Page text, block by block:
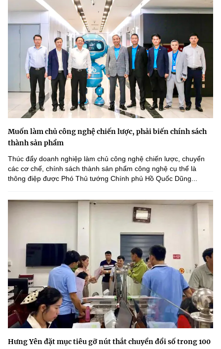
Muốn làm chủ công nghệ chiến lược, phải biến chính sách
thành sản phẩm
Thúc đẩy doanh nghiệp làm chủ công nghệ chiến lược, chuyển
các cơ chế, chính sách thành sản phẩm công nghệ cụ thể là
thông điệp được Phó Thủ tướng Chính phủ Hồ Quốc Dũng...
Hưng Yên đặt mục tiêu gỡ nút thắt chuyển đổi số trong 100